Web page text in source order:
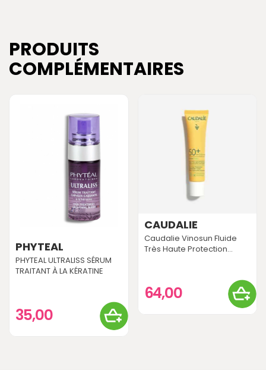
PRODUITS
COMPLÉMENTAIRES
PHYTEAL
PHYTEAL ULTRALISS SÉRUM
TRAITANT À LA KÉRATINE
35,00
CAUDALIE
Caudalie Vinosun Fluide
Très Haute Protection...
64,00